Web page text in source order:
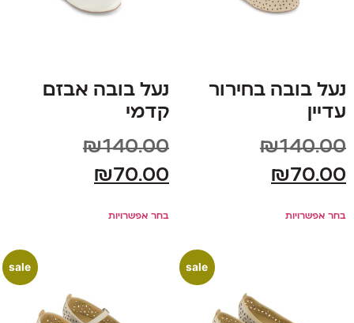
נעל בובה בחירור
עדיין
₪140.00
₪ 70.00
בחר אפשרויות
נעל בובה אבזם
קדמי
₪140.00
₪ 70.00
בחר אפשרויות
sale
sale